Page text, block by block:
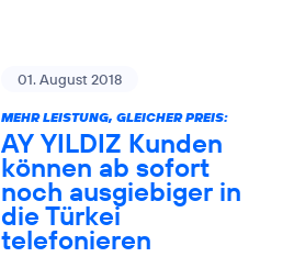
01. August 2018
MEHR LEISTUNG, GLEICHER PREIS:
AY YILDIZ Kunden
können ab sofort
noch ausgiebiger in
die Türkei
telefonieren